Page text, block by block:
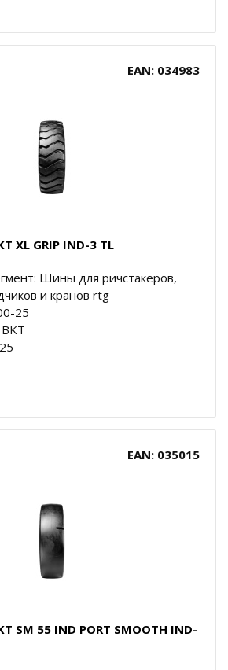
EAN: 034983
XL GRIP IND-3 TL
Шины для ричстакеров,
и кранов rtg
25
EAN: 035015
SM 55 IND PORT SMOOTH IND-